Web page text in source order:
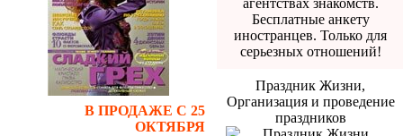
В ПРОДАЖЕ С 25
ОКТЯБРЯ
Праздник Жизни,
Организация и проведение
праздников